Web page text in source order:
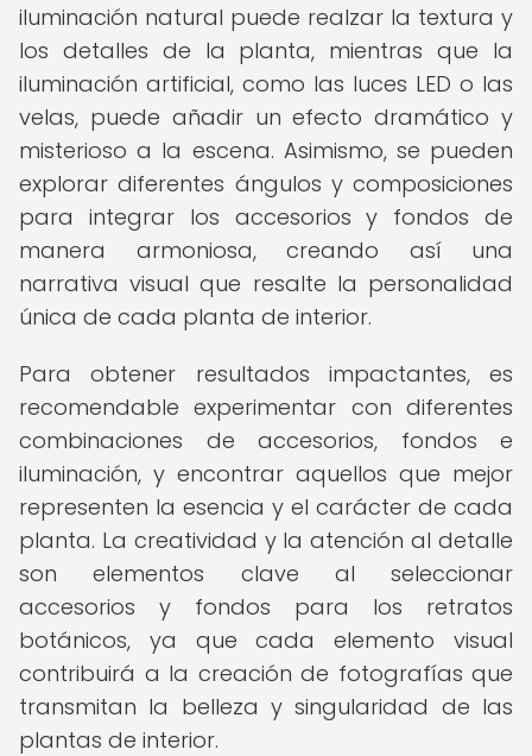
iluminación natural puede realzar la textura y
los detalles de la planta, mientras que la
iluminación artificial, como las luces LED o las
velas, puede añadir un efecto dramático y
misterioso a la escena. Asimismo, se pueden
explorar diferentes ángulos y composiciones
para integrar los accesorios y fondos de
manera armoniosa, creando así una
narrativa visual que resalte la personalidad
única de cada planta de interior.
Para obtener resultados impactantes, es
recomendable experimentar con diferentes
combinaciones de accesorios, fondos e
iluminación, y encontrar aquellos que mejor
representen la esencia y el carácter de cada
planta. La creatividad y la atención al detalle
son elementos clave al seleccionar
accesorios y fondos para los retratos
botánicos, ya que cada elemento visual
contribuirá a la creación de fotografías que
transmitan la belleza y singularidad de las
plantas de interior.